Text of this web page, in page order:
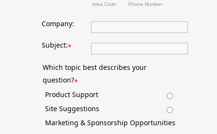
Area Code Phone Number
Company:
Subject:*
Which topic best describes your
question?*
Product Support
Site Suggestions
Marketing & Sponsorship Opportunities